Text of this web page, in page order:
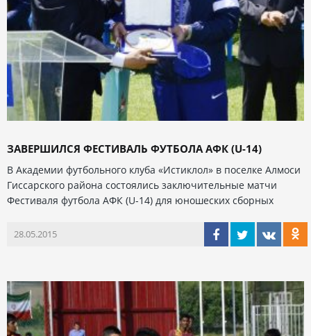
ЗАВЕРШИЛСЯ ФЕСТИВАЛЬ ФУТБОЛА АФК (U-14)
В Академии футбольного клуба «Истиклол» в поселке Алмоси
Гиссарского района состоялись заключительные матчи
Фестиваля футбола АФК (U-14) для юношеских сборных
28.05.2015